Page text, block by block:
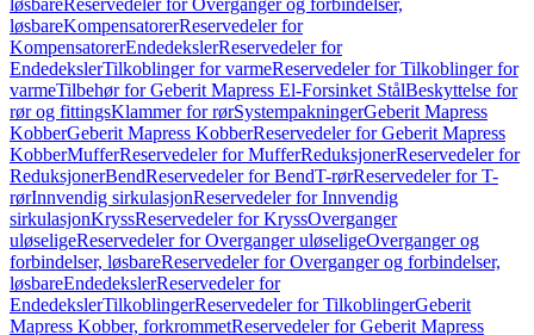
løsbareReservedeler for Overganger og forbindelser,
løsbareKompensatorerReservedeler for
KompensatorerEndedekslerReservedeler for
EndedekslerTilkoblinger for varmeReservedeler for Tilkoblinger for
varmeTilbehør for Geberit Mapress El-Forsinket StålBeskyttelse for
rør og fittingsKlammer for rørSystempakningerGeberit Mapress
KobberGeberit Mapress KobberReservedeler for Geberit Mapress
KobberMufferReservedeler for MufferReduksjonerReservedeler for
ReduksjonerBendReservedeler for BendT-rørReservedeler for T-
rørInnvendig sirkulasjonReservedeler for Innvendig
sirkulasjonKryssReservedeler for KryssOverganger
uløseligeReservedeler for Overganger uløseligeOverganger og
forbindelser, løsbareReservedeler for Overganger og forbindelser,
løsbareEndedekslerReservedeler for
EndedekslerTilkoblingerReservedeler for TilkoblingerGeberit
Mapress Kobber, forkrommetReservedeler for Geberit Mapress